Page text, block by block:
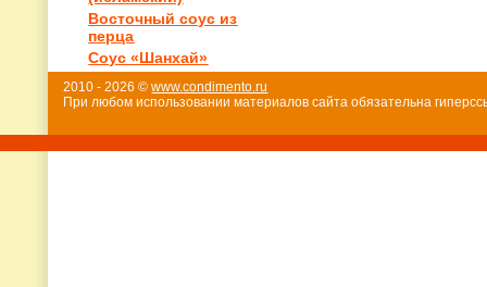
Восточный соус из
перца
Соус «Шанхай»
2010 - 2026 ©www.condimento.ru
При любом использовании материалов сайта обязательна